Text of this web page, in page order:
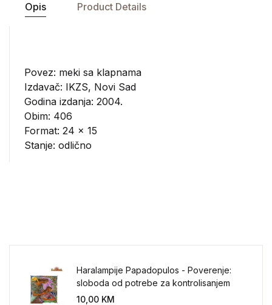
Opis Product Details
Povez: meki sa klapnama
Izdavač: IKZS, Novi Sad
Godina izdanja: 2004.
Obim: 406
Format: 24 x 15
Stanje: odlično
Haralampije Papadopulos - Poverenje:
sloboda od potrebe za kontrolisanjem
sveta
10,00 KM